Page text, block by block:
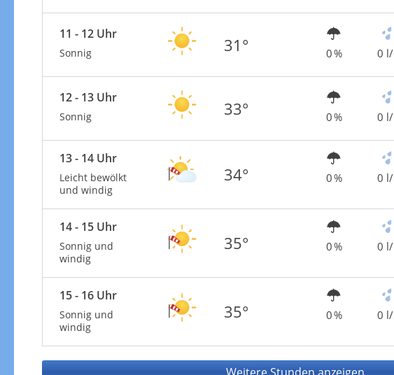
11 - 12 Uhr
Sonnig 31° 0 % 0 l/
12 - 13 Uhr
Sonnig 33° 0 % 0 l/
13 - 14 Uhr
Leicht bewölkt
und windig
34° 0 % 0 l/
14 - 15 Uhr
Sonnig und
windig
35° 0 % 0 l/
15 - 16 Uhr
Sonnig und
windig
35° 0 % 0 l/